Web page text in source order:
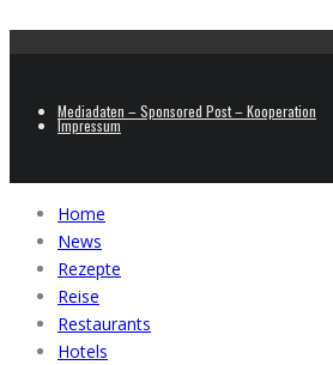
Mediadaten – Sponsored Post – Kooperation
Impressum
Home
News
Rezepte
Reise
Restaurants
Hotels